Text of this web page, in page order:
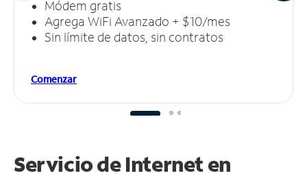
Módem gratis
Agrega WiFi Avanzado + $10/mes
Sin límite de datos, sin contratos
Comenzar
Servicio de Internet en